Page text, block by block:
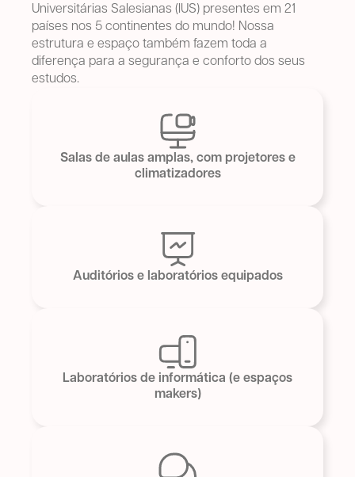
Universitárias Salesianas (IUS) presentes em 21
países nos 5 continentes do mundo! Nossa
estrutura e espaço também fazem toda a
diferença para a segurança e conforto dos seus
estudos.
Salas de aulas amplas, com projetores e
climatizadores
Auditórios e laboratórios equipados
Laboratórios de informática (e espaços
makers)